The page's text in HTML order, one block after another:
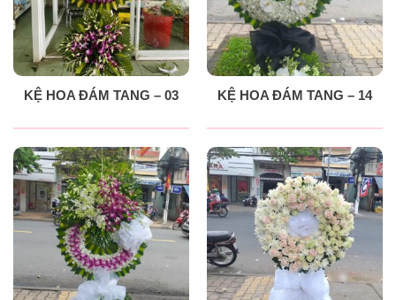
KỆ HOA ĐÁM TANG – 03 KỆ HOA ĐÁM TANG – 14